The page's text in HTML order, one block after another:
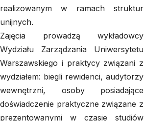
realizowanym w ramach struktur
unijnych.
Zajęcia prowadzą wykładowcy
Wydziału Zarządzania Uniwersytetu
Warszawskiego i praktycy związani z
wydziałem: biegli rewidenci, audytorzy
wewnętrzni, osoby posiadające
doświadczenie praktyczne związane z
prezentowanymi w czasie studiów